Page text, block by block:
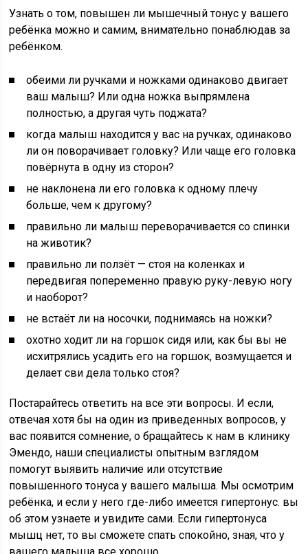
Узнать о том, повышен ли мышечный тонус у вашего
ребёнка можно и самим, внимательно понаблюдав за
ребёнком.
обеими ли ручками и ножками одинаково двигает
ваш малыш? Или одна ножка выпрямлена
полностью, а другая чуть поджата?
когда малыш находится у вас на ручках, одинаково
ли он поворачивает головку? Или чаще его головка
повёрнута в одну из сторон?
не наклонена ли его головка к одному плечу
больше, чем к другому?
правильно ли малыш переворачивается со спинки
на животик?
правильно ли ползёт — стоя на коленках и
передвигая попеременно правую руку-левую ногу
и наоборот?
не встаёт ли на носочки, поднимаясь на ножки?
охотно ходит ли на горшок сидя или, как бы вы не
исхитрялись усадить его на горшок, возмущается и
делает сви дела только стоя?
Постарайтесь ответить на все эти вопросы. И если,
отвечая хотя бы на один из приведенных вопросов, у
вас появится сомнение, о бращайтесь к нам в клинику
Эмендо, наши специалисты опытным взглядом
помогут выявить наличие или отсутствие
повышенного тонуса у вашего малыша. Мы осмотрим
ребёнка, и если у него где-либо имеется гипертонус. вы
об этом узнаете и увидите сами. Если гипертонуса
мышц нет, то вы сможете спать спокойно, зная, что у